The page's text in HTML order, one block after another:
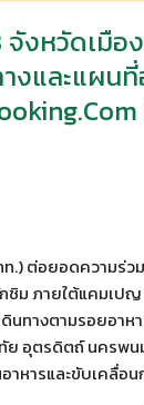
งหวัดเมือ
และแผน
ท.) ต่อยอดความร่
ชิม ภายใต้แคมเปญ
นทางตามรอยอา
ทัย อุตรดิตถ์ นคร
หารและขับเคลื่อ